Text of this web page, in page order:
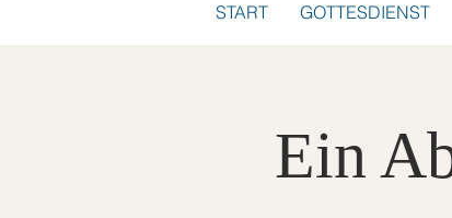
START GOTTESDIENST
Ein